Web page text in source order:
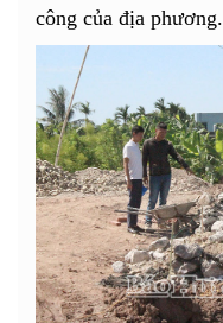
công của địa phương.